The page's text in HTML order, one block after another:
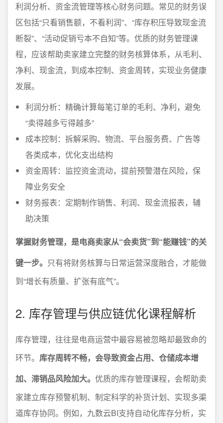
利润分析、资金流管理等核心财务问题。常见的财务误
区包括“只看销售额，不看利润”、“库存积压导致现金流
断裂”、“活动促销亏本不自知”等。优质的财务管理课
程，应该帮助卖家建立完整的财务核算体系，从毛利、
净利、现金流，到成本控制、资金周转，实现业务健康
发展。
利润分析：精确计算每笔订单的毛利、净利，避免
“卖得越多亏得越多”
成本控制：拆解采购、物流、平台服务费、广告等
各类成本，优化支出结构
资金周转：监控资金流动，提前预警潜在风险，保
障业务安全
财务报表：定期制作销售、利润、现金流报表，辅
助决策
掌握财务管理，是电商卖家从“会卖货”到“能赚钱”的关
键一步。 只有将财务核算与日常运营深度融合，才能做
到“增长有质量、扩张有底气”。
2. 库存管理与供应链优化课程解析
库存管理，往往是电商运营中最容易被忽略却最致命的
环节。 库存周转不畅，会导致资金占用、仓储成本增
加、滞销品风险加大。 优质的库存管理课程，会帮助卖
家建立库存预警机制、制定科学的补货计划、实现多渠
道库存协同。例如，九数云BI支持自动化库存分析，实